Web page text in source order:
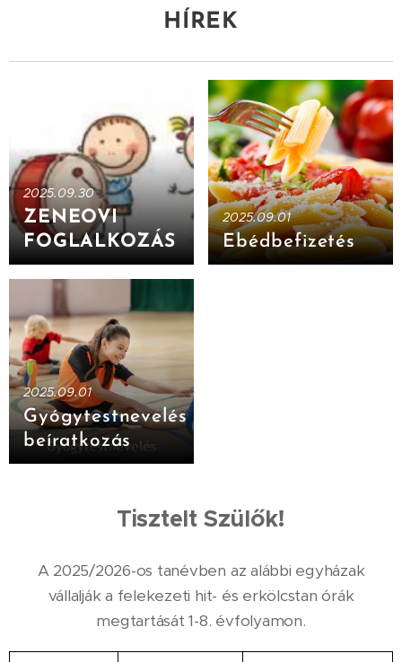
HÍREK
2025.09.30
ZENEOVI
FOGLALKOZÁS
2025.09.01
Ebédbefizetés
2025.09.01
Gyógytestnevelés
beíratkozás
Tisztelt Szülők!
A 2025/2026-os tanévben az alábbi egyházak
vállalják a felekezeti hit- és erkölcstan órák
megtartását 1-8. évfolyamon.